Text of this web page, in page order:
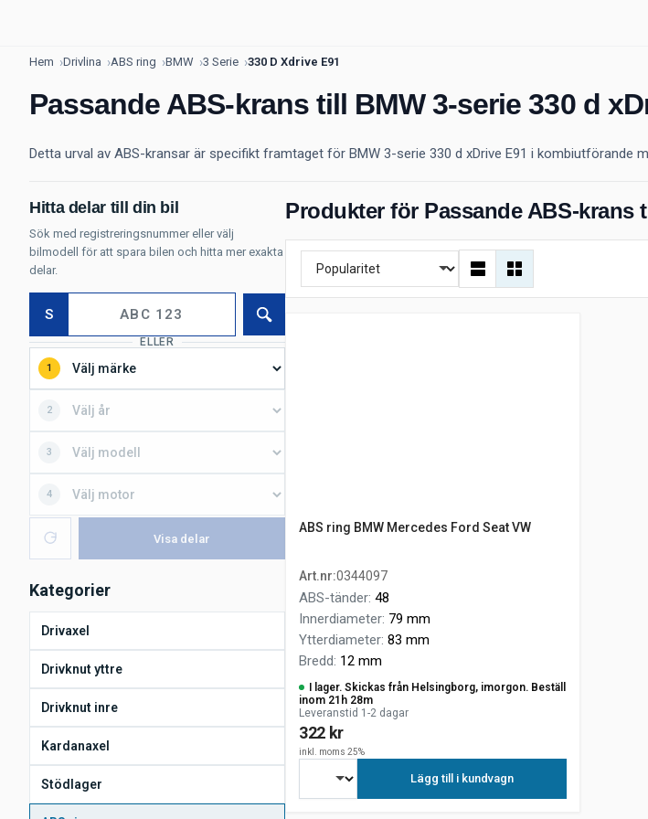
Hem Drivlina ABS ring BMW 3 Serie 330 D Xdrive E91
Passande ABS-krans till BMW 3-serie 330 d
Detta urval av ABS-kransar är specifikt framtaget för BMW 3-serie 330 d xDrive E91 i
Hitta delar till din bil
Sök med registreringsnummer eller välj
bilmodell för att spara bilen och hitta mer exakta
delar.
S Sök
ELLER
1
2
3
4
Visa delar
Kategorier
Drivaxel
Drivknut yttre
Drivknut inre
Kardanaxel
Stödlager
Produkter för Passande ABS-krans
ABS ring BMW Mercedes Ford Seat VW
Art.nr:0344097
ABS-tänder: 48
Innerdiameter: 79 mm
Ytterdiameter: 83 mm
Bredd: 12 mm
I lager. Skickas från Helsingborg, imorgon. Beställ
inom 21h 28m
Leveranstid 1-2 dagar
322 kr
inkl. moms 25%
Lägg till i kundvagn